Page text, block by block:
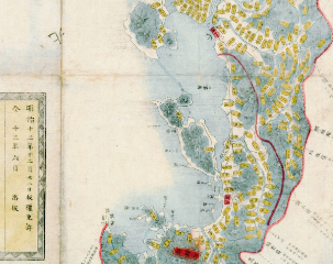
平成28年7月25日～平成28年9月21日
・学校を創るー滋賀の近代教育ー
平成26年3月14日～平成26年5月22日
・体育のはじまり（pdf）
平成20年10月6日～平成20年11月19日
作成者： 滋賀県立公文書館 カテゴリー: デジタ